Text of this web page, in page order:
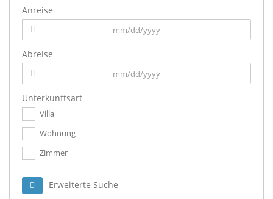
Anreise
Abreise
Unterkunftsart
Villa
Wohnung
Zimmer
Erweiterte Suche